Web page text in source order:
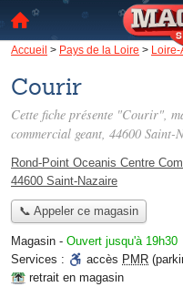
Accueil > Pays de la Loire > Loire-
Courir
Cette fiche présente "Courir",
commercial geant, 44600 Saint-
Rond-Point Oceanis Centre
44600 Saint-Nazaire
📞 Appeler ce magasin
Magasin - Ouvert jusqu'à 19h30
Services :
accès PMR
retrait en magasin